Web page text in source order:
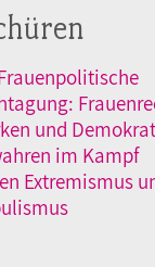
und
im Kampf
Extremismus